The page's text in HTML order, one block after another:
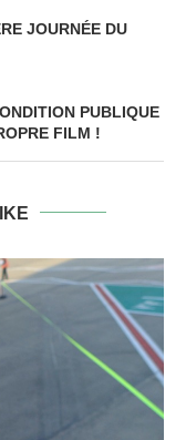
JOURNÉE DU
PUBLIQUE
FILM !